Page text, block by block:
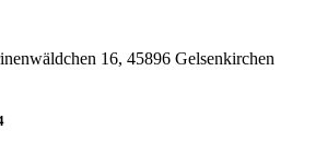
16, 45896 Gelsenkirchen